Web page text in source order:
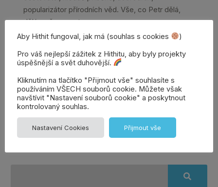
popularizátor přírodních věd. Vše, co Petr dělá,
dělá s až naprosto...
Celý článek →
komentář
Denisa | Věrozvěst
Hithitu
Aby Hithit fungoval, jak má (souhlas s cookies
)
Pro váš nejlepší zážitek z Hithitu, aby byly projekty
úspěšnější a svět duhovější.
Kliknutím na tlačítko "Přijmout vše" souhlasíte s
používáním VŠECH souborů cookie. Můžete však
navštívit "Nastavení souborů cookie" a poskytnout
kontrolovaný souhlas.
Nastavení Cookies Přijmout vše